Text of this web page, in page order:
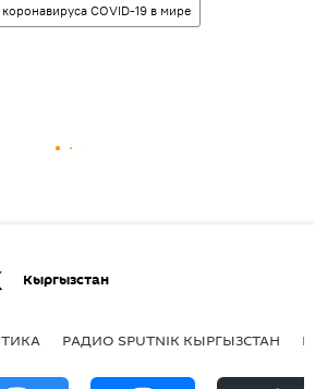
COVID-19 в мире
Кыргызстан
РАДИО SPUTNIK КЫРГЫЗСТАН